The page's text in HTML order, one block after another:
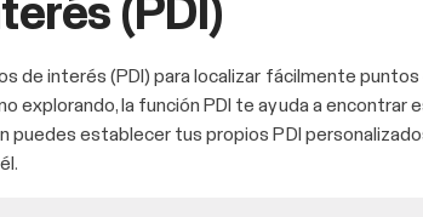
(PDI)
de interés (PDI) para localizar fácilmente
explorando, la función PDI te ayuda a
puedes establecer tus propios PDI